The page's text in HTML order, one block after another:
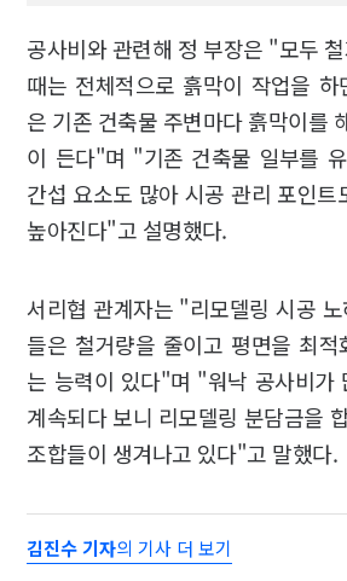
공사비와 관련해 정 부장은 "모두
때는 전체적으로 흙막이 작업을 하
은 기존 건축물 주변마다 흙막이를
이 든다"며 "기존 건축물 일부를
간섭 요소도 많아 시공 관리 포인트
높아진다"고 설명했다.
서리협 관계자는 "리모델링 시공
들은 철거량을 줄이고 평면을 최
는 능력이 있다"며 "워낙 공사비가
계속되다 보니 리모델링 분담금을
조합들이 생겨나고 있다"고 말했다.
김진수 기자의 기사 더 보기